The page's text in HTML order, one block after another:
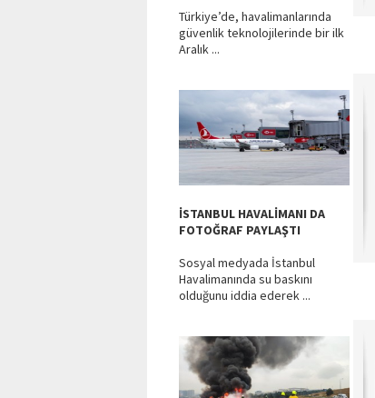
Türkiye’de, havalimanlarında
güvenlik teknolojilerinde bir ilk
Aralık ...
İSTANBUL HAVALİMANI DA
FOTOĞRAF PAYLAŞTI
Sosyal medyada İstanbul
Havalimanında su baskını
olduğunu iddia ederek ...